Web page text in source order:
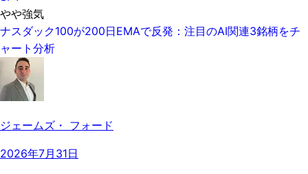
やや強気
ナスダック100が200日EMAで反発：注目のAI関連3銘柄をチ
ャート分析
ジェームズ・ フォード
2026年7月31日